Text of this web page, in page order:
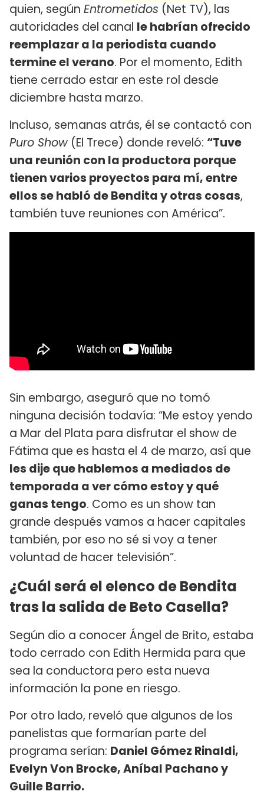
quien, según Entrometidos (Net TV), las
autoridades del canal le habrían ofrecido
reemplazar a la periodista cuando
termine el verano. Por el momento, Edith
tiene cerrado estar en este rol desde
diciembre hasta marzo.
Incluso, semanas atrás, él se contactó con
Puro Show(El Trece) donde reveló: “Tuve
una reunión con la productora porque
tienen varios proyectos para mí, entre
ellos se habló de Bendita y otras cosas,
también tuve reuniones con América”.
Sin embargo, aseguró que no tomó
ninguna decisión todavía: “Me estoy yendo
a Mar del Plata para disfrutar el show de
Fátima que es hasta el 4 de marzo, así que
les dije que hablemos a mediados de
temporada a ver cómo estoy y qué
ganas tengo. Como es un show tan
grande después vamos a hacer capitales
también, por eso no sé si voy a tener
voluntad de hacer televisión”.
¿Cuál será el elenco de Bendita
tras la salida de Beto Casella?
Según dio a conocer Ángel de Brito, estaba
todo cerrado con Edith Hermida para que
sea la conductora pero esta nueva
información la pone en riesgo.
Por otro lado, reveló que algunos de los
panelistas que formarían parte del
programa serían: Daniel Gómez Rinaldi,
Evelyn Von Brocke, Aníbal Pachano y
Guille Barrio.